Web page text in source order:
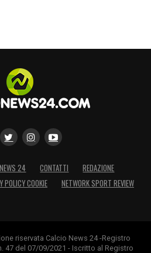
24 CONTATTI
REDAZIONE
POLICY COOKIE NETWORK SPORT REVIEW
riservata Calcio News 24 -Registro
47 del 07/09/2021 - Iscritto al Registro